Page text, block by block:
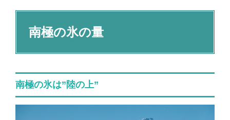
南極の氷の量
南極の氷は”陸の上”